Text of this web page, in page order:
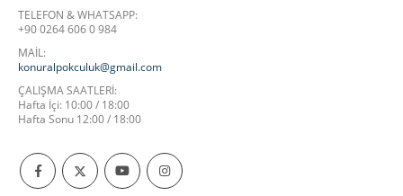
TELEFON & WHATSAPP:
+90 0264 606 0 984
MAİL:
konuralpokculuk@gmail.com
ÇALIŞMA SAATLERI:
Hafta İçi: 10:00 / 18:00
Hafta Sonu 12:00 / 18:00